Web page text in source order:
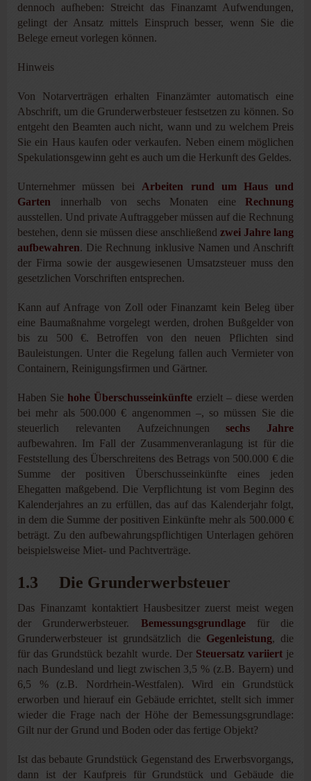
dennoch aufheben: Streicht das Finanzamt Aufwendungen,
gelingt der Ansatz mittels Einspruch besser, wenn Sie die
Belege erneut vorlegen können.
Hinweis
Von Notarverträgen erhalten Finanzämter automatisch eine
Abschrift, um die Grunderwerbsteuer festsetzen zu können. So
entgeht den Beamten auch nicht, wann und zu welchem Preis
Sie ein Haus kaufen oder verkaufen. Neben einem möglichen
Spekulationsgewinn geht es auch um die Herkunft des Geldes.
Unternehmer müssen bei Arbeiten rund um Haus und
Garten innerhalb von sechs Monaten eine Rechnung
ausstellen. Und private Auftraggeber müssen auf die Rechnung
bestehen, denn sie müssen diese anschließend zwei Jahre lang
aufbewahren. Die Rechnung inklusive Namen und Anschrift
der Firma sowie der ausgewiesenen Umsatzsteuer muss den
gesetzlichen Vorschriften entsprechen.
Kann auf Anfrage von Zoll oder Finanzamt kein Beleg über
eine Baumaßnahme vorgelegt werden, drohen Bußgelder von
bis zu 500 €. Betroffen von den neuen Pflichten sind
Bauleistungen. Unter die Regelung fallen auch Vermieter von
Containern, Reinigungsfirmen und Gärtner.
Haben Siehohe Überschusseinkünfte erzielt – diese werden
bei mehr als 500.000 € angenommen –, so müssen Sie die
steuerlich relevanten Aufzeichnungensechs Jahre
aufbewahren. Im Fall der Zusammenveranlagung ist für die
Feststellung des Überschreitens des Betrags von 500.000 € die
Summe der positiven Überschusseinkünfte eines jeden
Ehegatten maßgebend. Die Verpflichtung ist vom Beginn des
Kalenderjahres an zu erfüllen, das auf das Kalenderjahr folgt,
in dem die Summe der positiven Einkünfte mehr als 500.000 €
beträgt. Zu den aufbewahrungspflichtigen Unterlagen gehören
beispielsweise Miet- und Pachtverträge.
1.3 Die Grunderwerbsteuer
Das Finanzamt kontaktiert Hausbesitzer zuerst meist wegen
der Grunderwerbsteuer. Bemessungsgrundlagefür die
Grunderwerbsteuer ist grundsätzlich die Gegenleistung, die
für das Grundstück bezahlt wurde. Der Steuersatz variiertje
nach Bundesland und liegt zwischen 3,5 % (z.B. Bayern) und
6,5 % (z.B. Nordrhein-Westfalen). Wird ein Grundstück
erworben und hierauf ein Gebäude errichtet, stellt sich immer
wieder die Frage nach der Höhe der Bemessungsgrundlage:
Gilt nur der Grund und Boden oder das fertige Objekt?
Ist das bebaute Grundstück Gegenstand des Erwerbsvorgangs,
dann ist der Kaufpreis für Grundstück und Gebäude die